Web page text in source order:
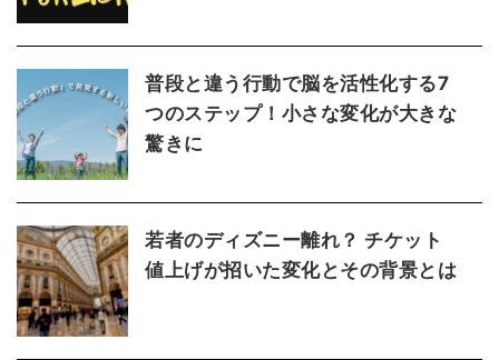
普段と違う行動で脳を活性化する7
つのステップ！小さな変化が大きな
驚きに
若者のディズニー離れ？ チケット
値上げが招いた変化とその背景とは